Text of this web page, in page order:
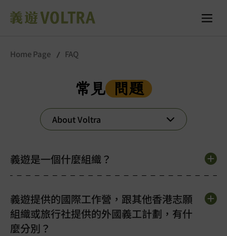
Home Page FAQ
常見 問題
About Voltra
義遊是一個什麼組織？
義遊提供的國際工作營，跟其他香港志願
組織或旅行社提供的外國義工計劃，有什
麼分別？